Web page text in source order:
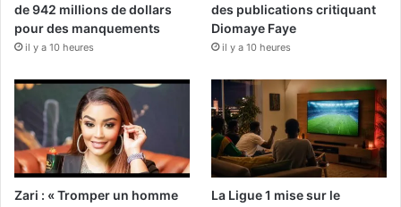
de 942 millions de dollars
pour des manquements
il y a 10 heures
des publications critiquant
Diomaye Faye
il y a 10 heures
Zari : « Tromper un homme
La Ligue 1 mise sur le